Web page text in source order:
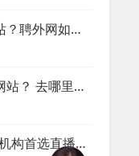
招外教去什么网站？聘外网如何助力企业外教招聘
招聘外教有哪些网站？ 去哪里招聘外教？
ClassIn在线教培机构首选直播课堂服务商